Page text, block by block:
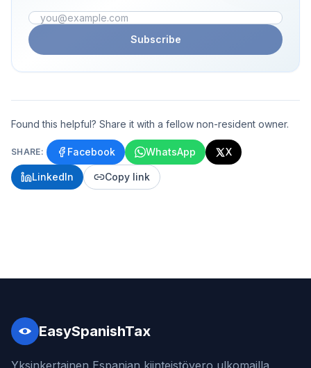
Email address
Subscribe
Found this helpful? Share it with a fellow non-resident owner.
SHARE: Facebook WhatsApp X
LinkedIn Copy link
EasySpanishTax
Yksinkertainen Espanjan kiinteistövero ulkomailla